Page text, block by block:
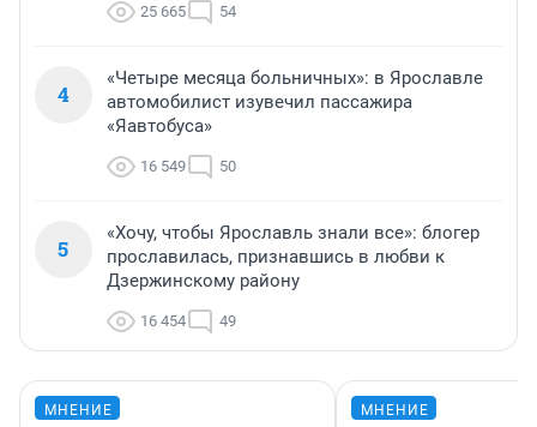
25 665 54
4
«Четыре месяца больничных»: в Ярославле
автомобилист изувечил пассажира
«Яавтобуса»
16 549 50
5
«Хочу, чтобы Ярославль знали все»: блогер
прославилась, признавшись в любви к
Дзержинскому району
16 454 49
МНЕНИЕ МНЕНИЕ